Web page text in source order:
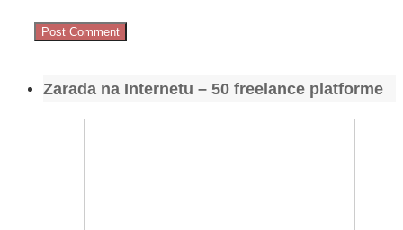
Zarada na Internetu – 50 freelance platforme